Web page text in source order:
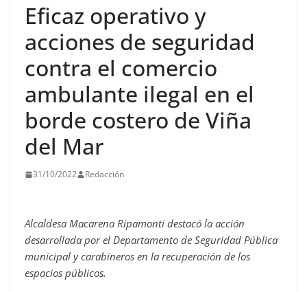
Eficaz operativo y
acciones de seguridad
contra el comercio
ambulante ilegal en el
borde costero de Viña
del Mar
31/10/2022 Redacción
Alcaldesa Macarena Ripamonti destacó la acción
desarrollada por el Departamento de Seguridad Pública
municipal y carabineros en la recuperación de los
espacios públicos.